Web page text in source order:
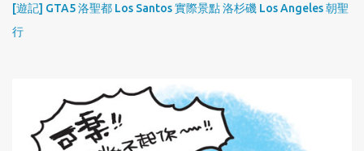
[遊記] GTA5 洛聖都 Los Santos 實際景點 洛杉磯 Los Angeles 朝聖
行